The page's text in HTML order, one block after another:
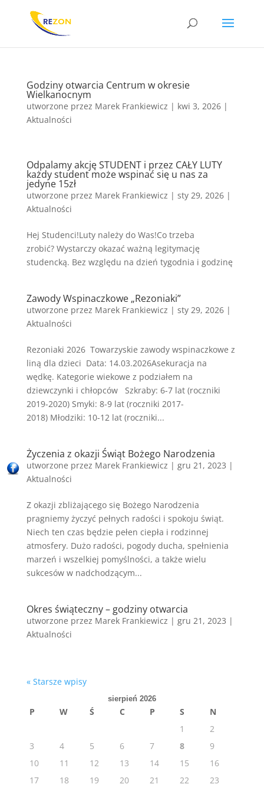
Godziny otwarcia Centrum w okresie
Wielkanocnym
utworzone przez Marek Frankiewicz | kwi 3, 2026|
Aktualności
Odpalamy akcję STUDENT i przez CAŁY LUTY
każdy student może wspinać się u nas za
jedyne 15zł
utworzone przez Marek Frankiewicz | sty 29, 2026|
Aktualności
Hej Studenci!Luty należy do Was!Co trzeba
zrobić? Wystarczy okazać ważną legitymację
studencką. Bez względu na dzień tygodnia i godzinę
Zawody Wspinaczkowe „Rezoniaki”
utworzone przez Marek Frankiewicz | sty 29, 2026|
Aktualności
Rezoniaki 2026 Towarzyskie zawody wspinaczkowe z
liną dla dzieci Data: 14.03.2026Asekuracja na
wędkę. Kategorie wiekowe z podziałem na
dziewczynki i chłopców Szkraby: 6-7 lat (roczniki
2019-2020) Smyki: 8-9 lat (roczniki 2017-
2018) Młodziki: 10-12 lat (roczniki...
Życzenia z okazji Świąt Bożego Narodzenia
utworzone przez Marek Frankiewicz | gru 21, 2023 |
Aktualności
Z okazji zbliżającego się Bożego Narodzenia
pragniemy życzyć pełnych radości i spokoju świąt.
Niech ten czas będzie pełen ciepła i rodzinnej
atmosfery. Dużo radości, pogody ducha, spełnienia
marzeń i wszelkiej pomyślności, a także wielu
sukcesów w nadchodzącym...
Okres świąteczny – godziny otwarcia
utworzone przez Marek Frankiewicz | gru 21, 2023 |
Aktualności
« Starsze wpisy
sierpień 2026
P W Ś C P S
N
1
2
3
4 5 6 7 8
9
10
11 12 13 14 15
16
17
18 19 20 21 22
23